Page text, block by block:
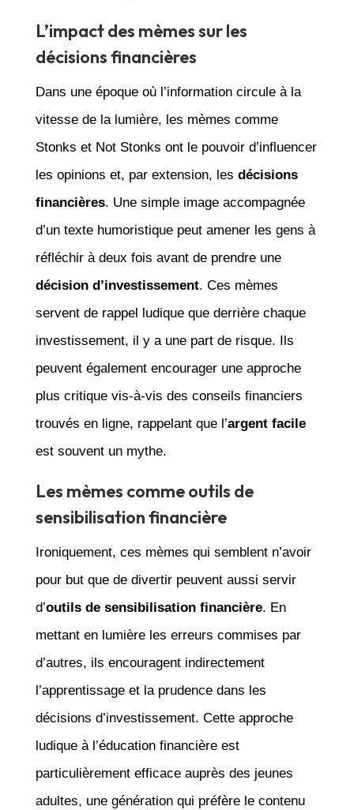
L’impact des mèmes sur les
décisions financières
Dans une époque où l’information circule à la
vitesse de la lumière, les mèmes comme
Stonks et Not Stonks ont le pouvoir d’influencer
les opinions et, par extension, les décisions
financières. Une simple image accompagnée
d’un texte humoristique peut amener les gens à
réfléchir à deux fois avant de prendre une
décision d’investissement. Ces mèmes
servent de rappel ludique que derrière chaque
investissement, il y a une part de risque. Ils
peuvent également encourager une approche
plus critique vis-à-vis des conseils financiers
trouvés en ligne, rappelant que l’argent facile
est souvent un mythe.
Les mèmes comme outils de
sensibilisation financière
Ironiquement, ces mèmes qui semblent n’avoir
pour but que de divertir peuvent aussi servir
d’outils de sensibilisation financière. En
mettant en lumière les erreurs commises par
d’autres, ils encouragent indirectement
l’apprentissage et la prudence dans les
décisions d’investissement. Cette approche
ludique à l’éducation financière est
particulièrement efficace auprès des jeunes
adultes, une génération qui préfère le contenu